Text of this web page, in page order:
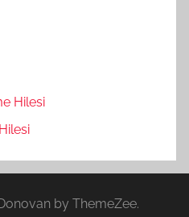
Hilesi
by ThemeZee.